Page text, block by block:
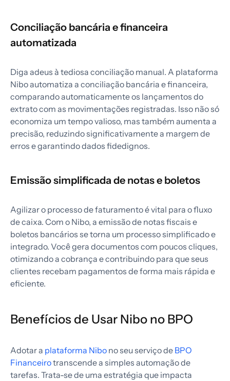
Conciliação bancária e financeira
automatizada
Diga adeus à tediosa conciliação manual. A plataforma
Nibo automatiza a conciliação bancária e financeira,
comparando automaticamente os lançamentos do
extrato com as movimentações registradas. Isso não só
economiza um tempo valioso, mas também aumenta a
precisão, reduzindo significativamente a margem de
erros e garantindo dados fidedignos.
Emissão simplificada de notas e boletos
Agilizar o processo de faturamento é vital para o fluxo
de caixa. Com o Nibo, a emissão de notas fiscais e
boletos bancários se torna um processo simplificado e
integrado. Você gera documentos com poucos cliques,
otimizando a cobrança e contribuindo para que seus
clientes recebam pagamentos de forma mais rápida e
eficiente.
Benefícios de Usar Nibo no BPO
Adotar a plataforma Nibo no seu serviço de BPO
Financeirotranscende a simples automação de
tarefas. Trata-se de uma estratégia que impacta